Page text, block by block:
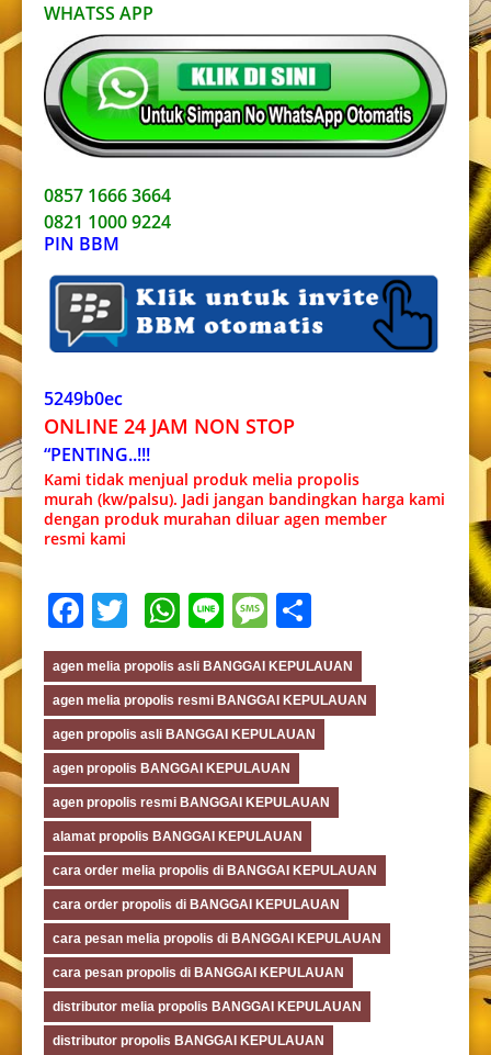
WHATSS APP
0857 1666 3664
0821 1000 9224
PIN BBM
5249b0ec
ONLINE 24 JAM NON STOP
“PENTING..!!!
Kami tidak menjual produk melia propolis
murah (kw/palsu). Jadi jangan bandingkan harga kami
dengan produk murahan diluar agen member
resmi kami
Facebook
TwitterWhatsApp
LineMessage
agen melia propolis asli BANGGAI KEPULAUAN
agen melia propolis resmi BANGGAI KEPULAUAN
agen propolis asli BANGGAI KEPULAUAN
agen propolis BANGGAI KEPULAUAN
agen propolis resmi BANGGAI KEPULAUAN
alamat propolis BANGGAI KEPULAUAN
cara order melia propolis di BANGGAI KEPULAUAN
cara order propolis di BANGGAI KEPULAUAN
cara pesan melia propolis di BANGGAI KEPULAUAN
cara pesan propolis di BANGGAI KEPULAUAN
distributor melia propolis BANGGAI KEPULAUAN
distributor propolis BANGGAI KEPULAUAN